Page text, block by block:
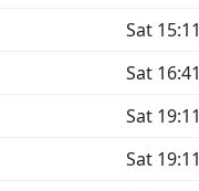
Sat 15:11
Sat 16:41
Sat 19:11
Sat 19:11